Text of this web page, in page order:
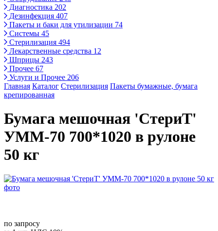
Диагностика 202
Дезинфекция 407
Пакеты и баки для утилизации 74
Системы 45
Стерилизация 494
Лекарственные средства 12
Шприцы 243
Прочее 67
Услуги и Прочее 206
Главная Каталог Стерилизация Пакеты бумажные, бумага
крепированная
Бумага мешочная 'СтериТ'
УММ-70 700*1020 в рулоне
50 кг
по запросу